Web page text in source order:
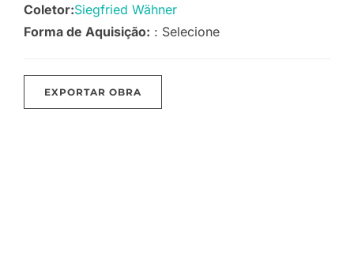
Coletor:Siegfried Wähner
Forma de Aquisição: : Selecione
EXPORTAR OBRA